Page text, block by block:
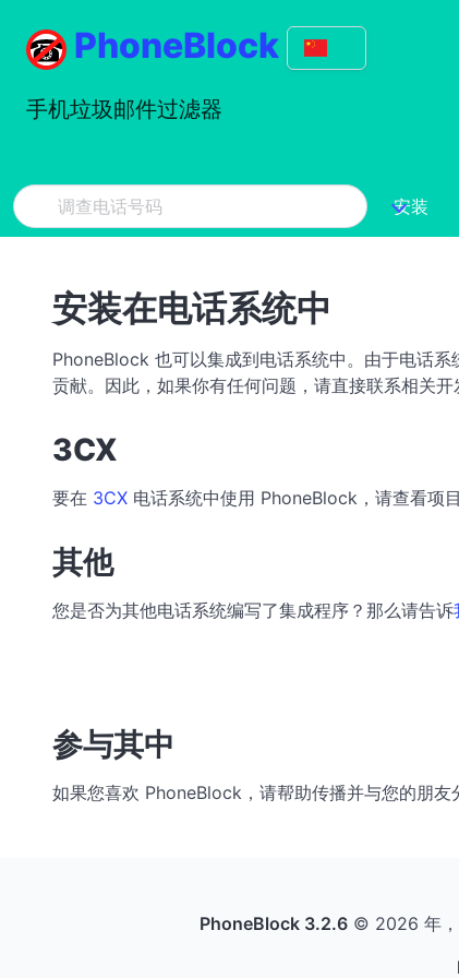
PhoneBlock
手机垃圾邮件过滤器
安装
安装在电话系统中
PhoneBlock 也可以集成到电话系统中。由于电话
贡献。因此，如果你有任何问题，请直接联系相关开
3CX
要在 3CX 电话系统中使用 PhoneBlock，请查看项目
其他
您是否为其他电话系统编写了集成程序？那么请告诉
参与其中
如果您喜欢 PhoneBlock，请帮助传播并与您的朋友
PhoneBlock 3.2.6© 2026 年，